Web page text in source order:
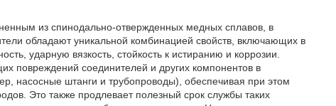
из спинодально-отвержденных медных сплавов, в
обладают уникальной комбинацией свойств, включающих в
ударную вязкость, стойкость к истиранию и коррозии.
повреждений соединителей и других компонентов в
насосные штанги и трубопроводы), обеспечивая при этом
Это также продлевает полезный срок службы таких